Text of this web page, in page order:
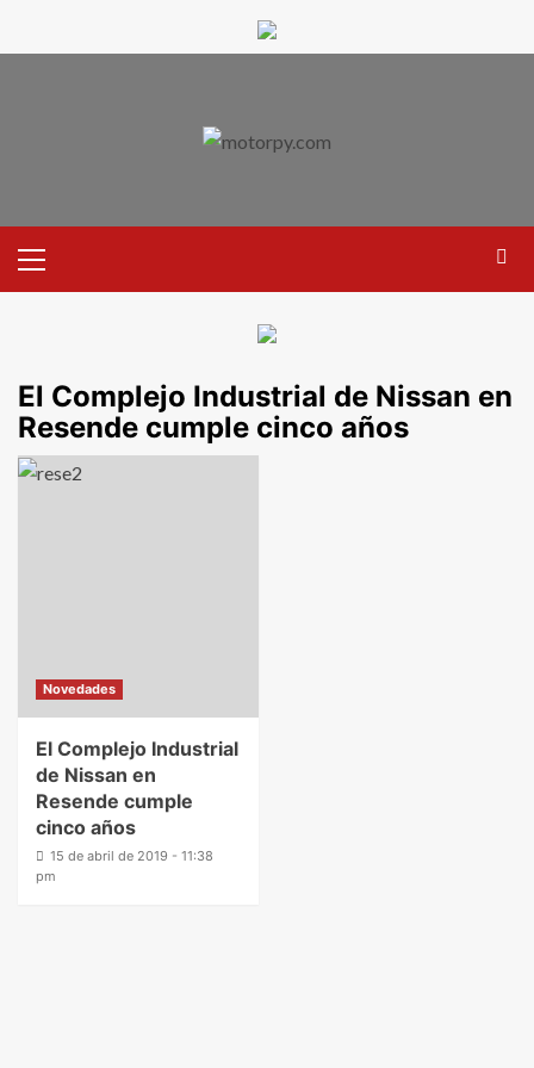
El Complejo Industrial de Nissan en
Resende cumple cinco años
Novedades
El Complejo Industrial
de Nissan en
Resende cumple
cinco años
15 de abril de 2019 - 11:38
pm